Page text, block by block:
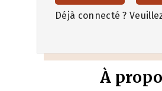
Déjà connecté ?
À